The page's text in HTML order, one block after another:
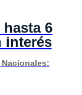
hasta 6
interés